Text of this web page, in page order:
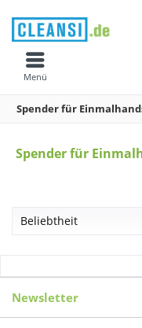
Menü
Spender für
Spender für
Newsletter